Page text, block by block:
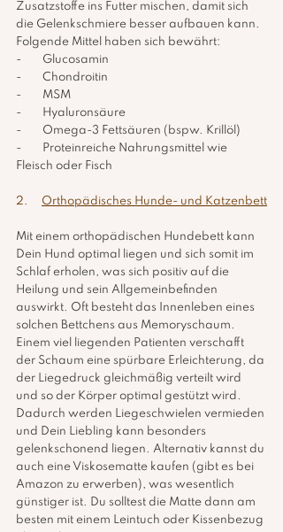
Zusatzstoffe ins Futter mischen, damit sich
die Gelenkschmiere besser aufbauen kann.
Folgende Mittel haben sich bewährt:
-        Glucosamin
-        Chondroitin
-        MSM
-        Hyaluronsäure
-        Omega-3 Fettsäuren (bspw. Krillöl)
-        Proteinreiche Nahrungsmittel wie
Fleisch oder Fisch
2. Orthopädisches Hunde- und Katzenbett
Mit einem orthopädischen Hundebett kann
Dein Hund optimal liegen und sich somit im
Schlaf erholen, was sich positiv auf die
Heilung und sein Allgemeinbefinden
auswirkt. Oft besteht das Innenleben eines
solchen Bettchens aus Memoryschaum.
Einem viel liegenden Patienten verschafft
der Schaum eine spürbare Erleichterung, da
der Liegedruck gleichmäßig verteilt wird
und so der Körper optimal gestützt wird.
Dadurch werden Liegeschwielen vermieden
und Dein Liebling kann besonders
gelenkschonend liegen. Alternativ kannst du
auch eine Viskosematte kaufen (gibt es bei
Amazon zu erwerben), was wesentlich
günstiger ist. Du solltest die Matte dann am
besten mit einem Leintuch oder Kissenbezug